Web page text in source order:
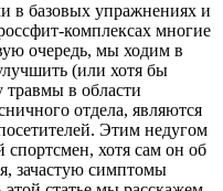
в базовых упражнениях и
комплексах многие
очередь, мы ходим в
(или хотя бы
травмы в области
отдела, являются
Этим недугом
спортсмен, хотя сам он об
зачастую симптомы